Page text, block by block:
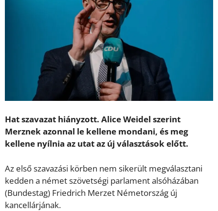
Hat szavazat hiányzott. Alice Weidel szerint
Merznek azonnal le kellene mondani, és meg
kellene nyílnia az utat az új választások előtt.
Az első szavazási körben nem sikerült megválasztani
kedden a német szövetségi parlament alsóházában
(Bundestag) Friedrich Merzet Németország új
kancellárjának.